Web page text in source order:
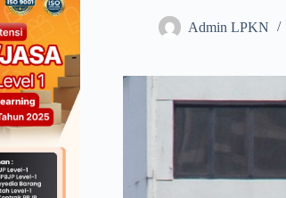
Admin LPKN